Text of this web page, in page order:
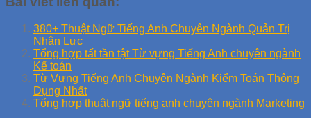
380+ Thuật Ngữ Tiếng Anh Chuyên Ngành Quản Trị
Nhân Lực
Tổng hợp tất tần tật Từ vựng Tiếng Anh chuyên ngành
Kế toán
Từ Vựng Tiếng Anh Chuyên Ngành Kiểm Toán Thông
Dụng Nhất
Tổng hợp thuật ngữ tiếng anh chuyên ngành Marketing